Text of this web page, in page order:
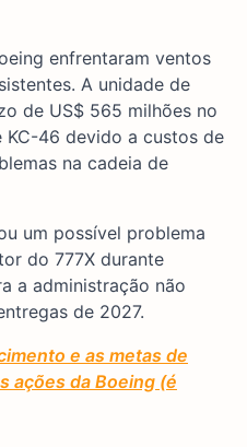
enfrentaram ventos
A unidade de
de US$ 565 milhões no
46 devido a custos de
na cadeia de
um possível problema
do 777X durante
a administração não
de 2027.
e as metas de
ações da Boeing (é